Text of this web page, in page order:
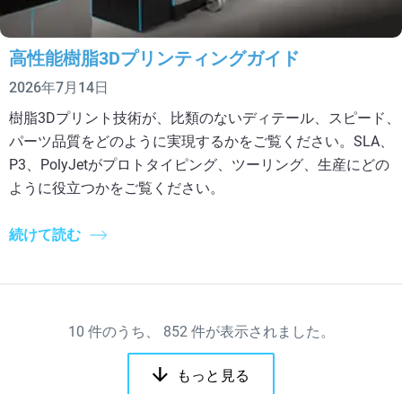
高性能樹脂3Dプリンティングガイド
2026年7月14日
樹脂3Dプリント技術が、比類のないディテール、スピード、
パーツ品質をどのように実現するかをご覧ください。SLA、
P3、PolyJetがプロトタイピング、ツーリング、生産にどの
ように役立つかをご覧ください。
続けて読む
10 件のうち、 852件が表示されました。
もっと見る